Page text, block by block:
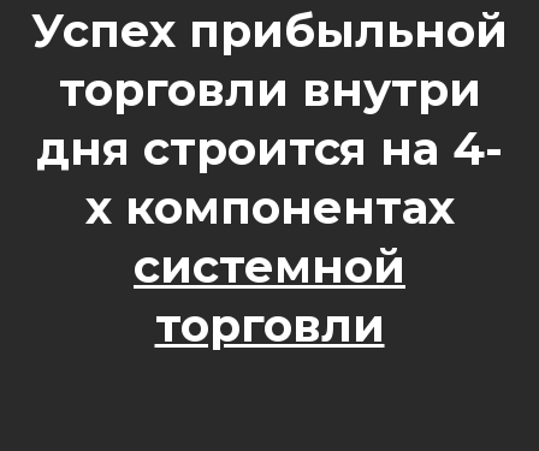
Успех прибыльной
торговли внутри
дня строится на 4-
х компонентах
системной
торговли